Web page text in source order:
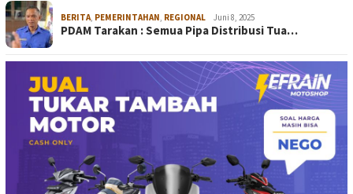
BERITA PEMERINTAHAN REGIONAL Juni 8, 2025
PDAM Tarakan : Semua Pipa Distribusi Tua…